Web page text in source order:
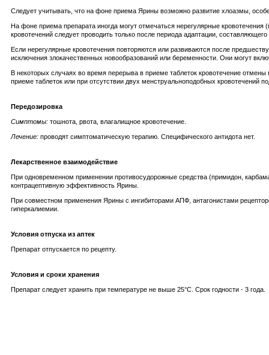
Следует учитывать, что на фоне приема Ярины возможно развитие хлоазмы,
На фоне приема препарата иногда могут отмечаться нерегулярные
кровотечений следует проводить только после периода адаптации,
Если нерегулярные кровотечения повторяются или развиваются после
исключения злокачественных новообразований или беременности. Они могут
В некоторых случаях во время перерыва в приеме таблеток кровотечение
приеме таблеток или при отсутствии двух менструальноподобных кровотечений
Передозировка
Симптомы: тошнота, рвота, влагалищное кровотечение.
Лечение: проводят симптоматическую терапию. Специфического антидота нет.
Лекарственное взаимодействие
При одновременном применении противосудорожные средства (примидон,
контрацептивную эффективность Ярины.
При совместном применения Ярины с ингибиторами АПФ, антагонистами
гиперкалиемии.
Условия отпуска из аптек
Препарат отпускается по рецепту.
Условия и сроки хранения
Препарат следует хранить при температуре не выше 25°C. Срок годности - 3 года.